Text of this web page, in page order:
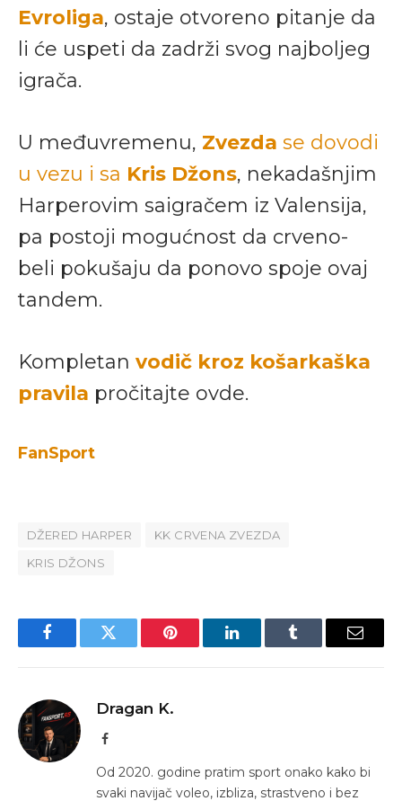
Evroliga, ostaje otvoreno pitanje da
li će uspeti da zadrži svog najboljeg
igrača.
U međuvremenu, Zvezda se dovodi
u vezu i sa Kris Džons, nekadašnjim
Harperovim saigračem iz Valensija,
pa postoji mogućnost da crveno-
beli pokušaju da ponovo spoje ovaj
tandem.
Kompletan vodič kroz košarkaška
pravila pročitajte ovde.
FanSport
DŽERED HARPER
KK CRVENA ZVEZDA
KRIS DŽONS
FacebookTwitter Pinterest LinkedInTumblr Email
Dragan K.
Facebook
Od 2020. godine pratim sport onako kako bi
svaki navijač voleo, izbliza, strastveno i bez